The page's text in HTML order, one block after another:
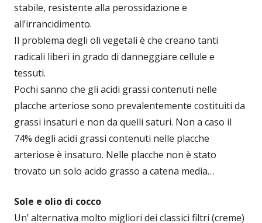
stabile, resistente alla perossidazione e
all’irrancidimento.
Il problema degli oli vegetali è che creano tanti
radicali liberi in grado di danneggiare cellule e
tessuti.
Pochi sanno che gli acidi grassi contenuti nelle
placche arteriose sono prevalentemente costituiti da
grassi insaturi e non da quelli saturi. Non a caso il
74% degli acidi grassi contenuti nelle placche
arteriose è insaturo. Nelle placche non è stato
trovato un solo acido grasso a catena media…
Sole e olio di cocco
Un’ alternativa molto migliori dei classici filtri (creme)